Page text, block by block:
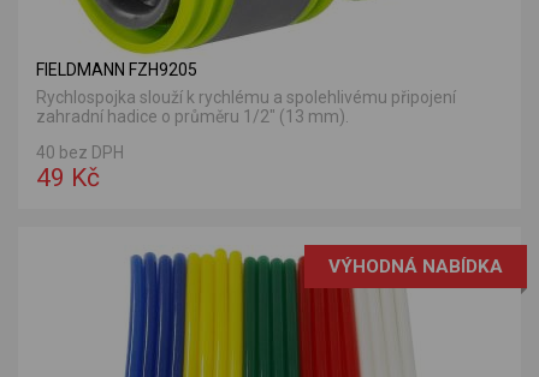
FIELDMANN FZH9205
Rychlospojka slouží k rychlému a spolehlivému připojení
zahradní hadice o průměru 1/2" (13 mm).
40 bez DPH
49 Kč
VÝHODNÁ NABÍDKA